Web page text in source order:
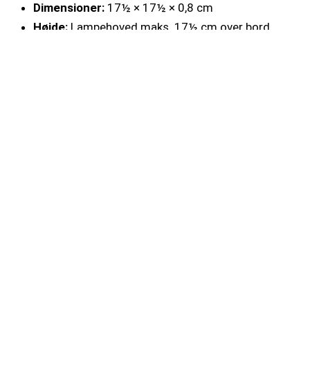
Dimensioner: 17½ × 17½ × 0,8 cm
Højde: Lampehoved maks. 17½ cm over bord